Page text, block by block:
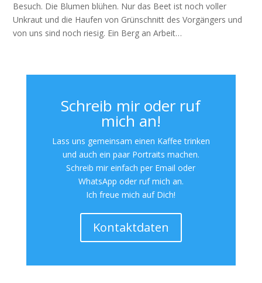
Besuch. Die Blumen blühen. Nur das Beet ist noch voller
Unkraut und die Haufen von Grünschnitt des Vorgängers und
von uns sind noch riesig. Ein Berg an Arbeit…
Schreib mir oder ruf
mich an!
Lass uns gemeinsam einen Kaffee trinken
und auch ein paar Portraits machen.
Schreib mir einfach per Email oder
WhatsApp oder ruf mich an.
Ich freue mich auf Dich!
Kontaktdaten